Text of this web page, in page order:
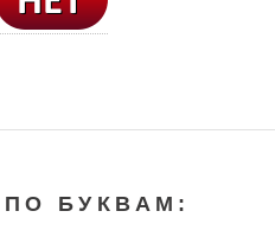
БУКВАМ: